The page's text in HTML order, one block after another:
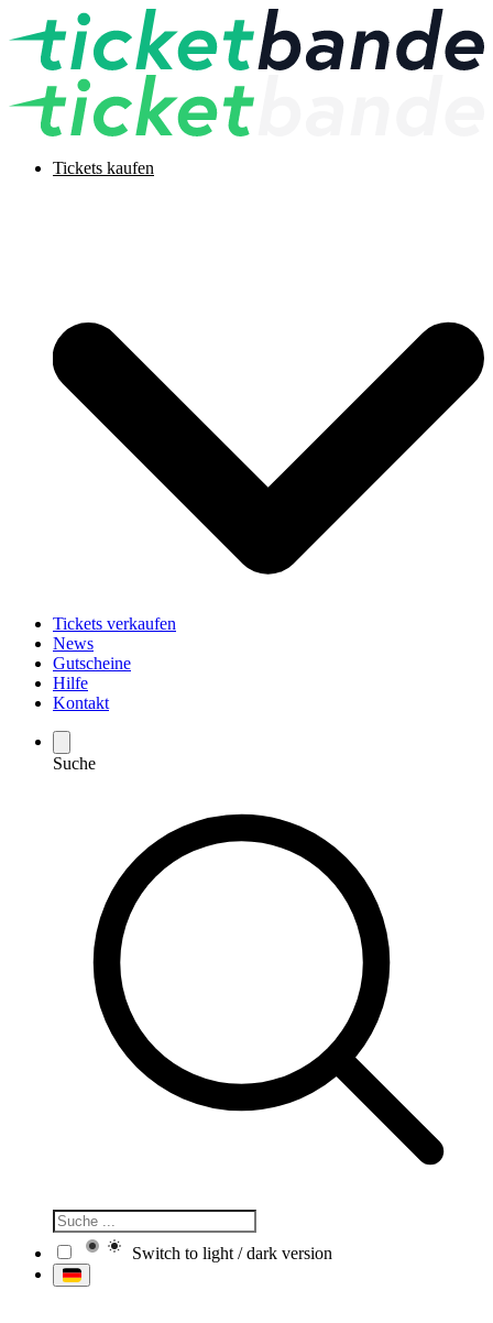
Tickets kaufen
Tickets verkaufen
News
Gutscheine
Hilfe
Kontakt
Suche
Switch to light / dark version